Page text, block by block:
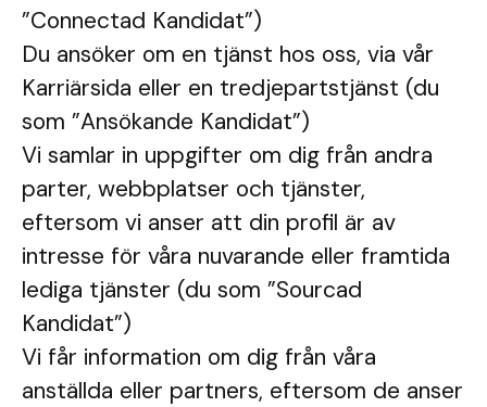
”Connectad Kandidat”)
Du ansöker om en tjänst hos oss, via vår
Karriärsida eller en tredjepartstjänst (du
som ”Ansökande Kandidat”)
Vi samlar in uppgifter om dig från andra
parter, webbplatser och tjänster,
eftersom vi anser att din profil är av
intresse för våra nuvarande eller framtida
lediga tjänster (du som ”Sourcad
Kandidat”)
Vi får information om dig från våra
anställda eller partners, eftersom de anser